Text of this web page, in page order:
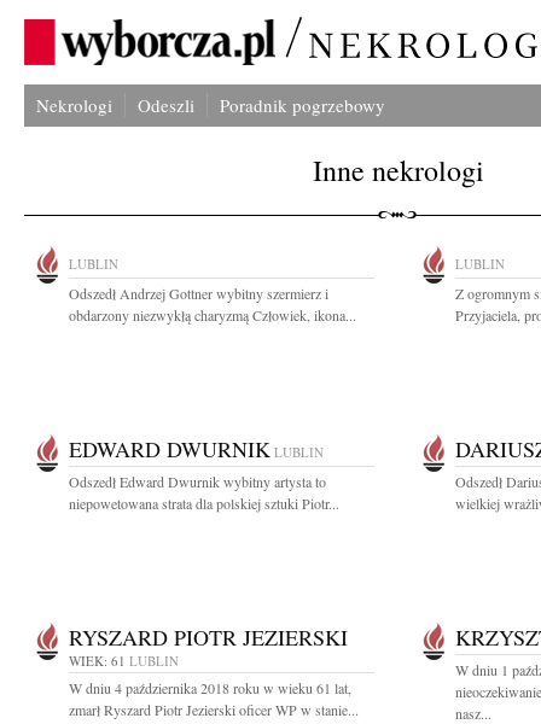
Nekrologi Odeszli Poradnik pogrzebowy
Inne nekrologi
LUBLIN
Odszedł Andrzej Gottner wybitny szermierz i
obdarzony niezwykłą charyzmą Człowiek, ikona...
LUBLIN
Z ogromnym
Przyjaciela,
EDWARD DWURNIK LUBLIN
Odszedł Edward Dwurnik wybitny artysta to
niepowetowana strata dla polskiej sztuki Piotr...
Odszedł
wielkiej
RYSZARD PIOTR JEZIERSKI
WIEK: 61 LUBLIN
W dniu 4 października 2018 roku w wieku 61 lat,
zmarł Ryszard Piotr Jezierski oficer WP w stanie...
W dniu 1
nasz...